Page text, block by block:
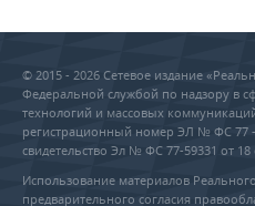
© 2015 - 2026 Сетевое издание
Федеральной службой по надзору в
технологий и массовых
регистрационный номер ЭЛ № ФС 77 -
свидетельство Эл № ФС 77-59331 от 18
Использование материалов
предварительного согласия